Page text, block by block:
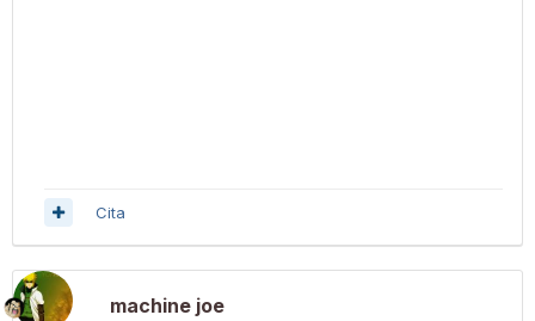
Cita
machine joe